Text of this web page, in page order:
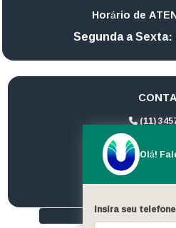
Horário de
Segunda a Sexta:
(11)
(11)
HOME
Olá!
Insira seu telefone